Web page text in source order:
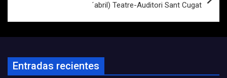
´abril) Teatre-Auditori Sant Cugat
Entradas recientes